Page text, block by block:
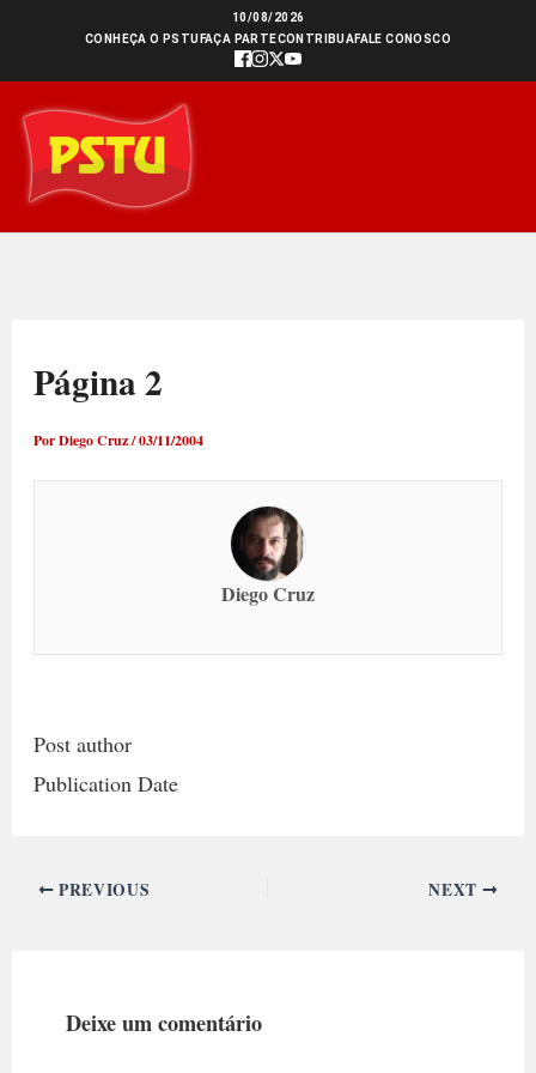
conteúdo
10/08/2026
CONHEÇA O PSTU FAÇA PARTECONTRIBUAFALE CONOSCO
Página 2
PorDiego Cruz/03/11/2004
Diego Cruz
Post author
Publication Date
PREVIOUS NEXT
Deixe um comentário